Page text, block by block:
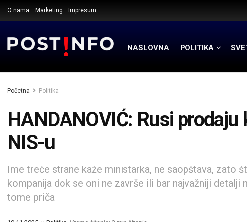
O nama Marketing Impresum
NASLOVNA POLITIKA
Početna Politika
HANDANOVIĆ: Rusi
NIS-u
Ime treće strane kaže ministarka, ne saopštava, zato
kompanija dok se oni ne završe ili bar najvažniji detalji
tome priča